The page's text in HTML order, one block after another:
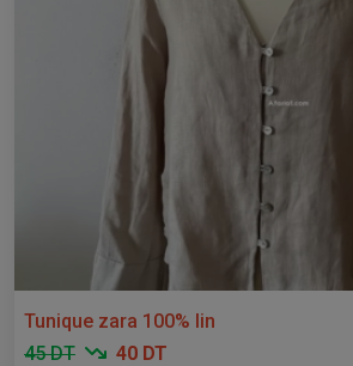
Tunique zara 100% lin
45 DT
40 DT